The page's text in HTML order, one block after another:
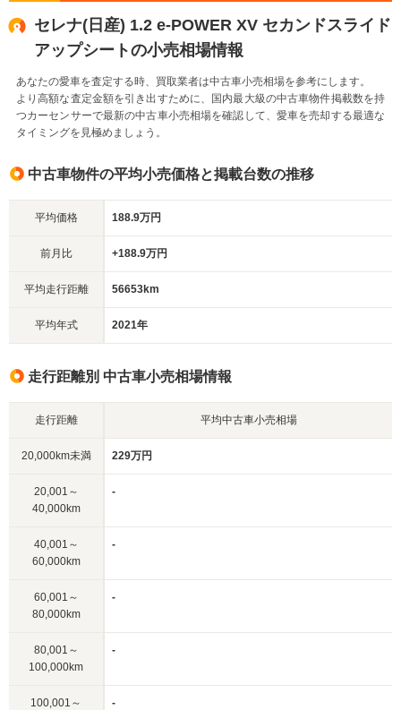
セレナ(日産) 1.2 e-POWER XV セカンドスライド
アップシートの小売相場情報
あなたの愛車を査定する時、買取業者は中古車小売相場を参考にします。
より高額な査定金額を引き出すために、国内最大級の中古車物件掲載数を持
つカーセンサーで最新の中古車小売相場を確認して、愛車を売却する最適な
タイミングを見極めましょう。
中古車物件の平均小売価格と掲載台数の推移
平均価格 188.9万円
前月比 +188.9万円
平均走行距離 56653km
平均年式 2021年
走行距離別 中古車小売相場情報
走行距離 平均中古車小売相場
20,000km未満 229万円
20,001～
40,000km
-
40,001～
60,000km
-
60,001～
80,000km
-
80,001～
100,000km
-
100,001～
-